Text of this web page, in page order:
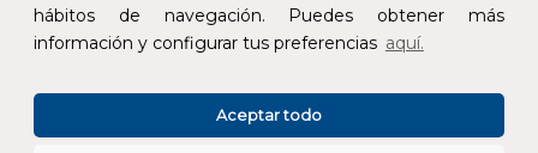
hábitos de navegación. Puedes obtener más
información y configurar tus preferencias aquí.
Aceptar todo
Atención al cliente